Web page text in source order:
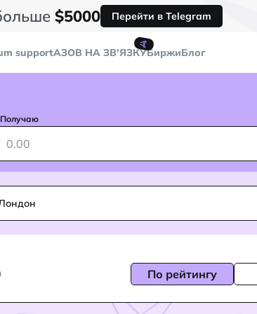
$5000 Перейти в Telegram
support
🤙
AЗОВ НА ЗВ'ЯЗКУБиржиБлог
Получаю
По рейтингу